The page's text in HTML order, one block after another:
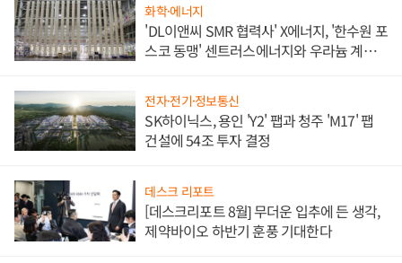
화학·에너지
'DL이앤씨 SMR 협력사' X에너지, '한수원 포
스코 동맹' 센트러스에너지와 우라늄 계약
전자·전기·정보통신
SK하이닉스, 용인 'Y2' 팹과 청주 'M17' 팹
건설에 54조 투자 결정
데스크 리포트
[데스크리포트 8월] 무더운 입추에 든 생각,
제약바이오 하반기 훈풍 기대한다